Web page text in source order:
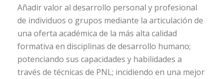
Añadir valor al desarrollo personal y profesional
de individuos o grupos mediante la articulación de
una oferta académica de la más alta calidad
formativa en disciplinas de desarrollo humano;
potenciando sus capacidades y habilidades a
través de técnicas de PNL; incidiendo en una mejor